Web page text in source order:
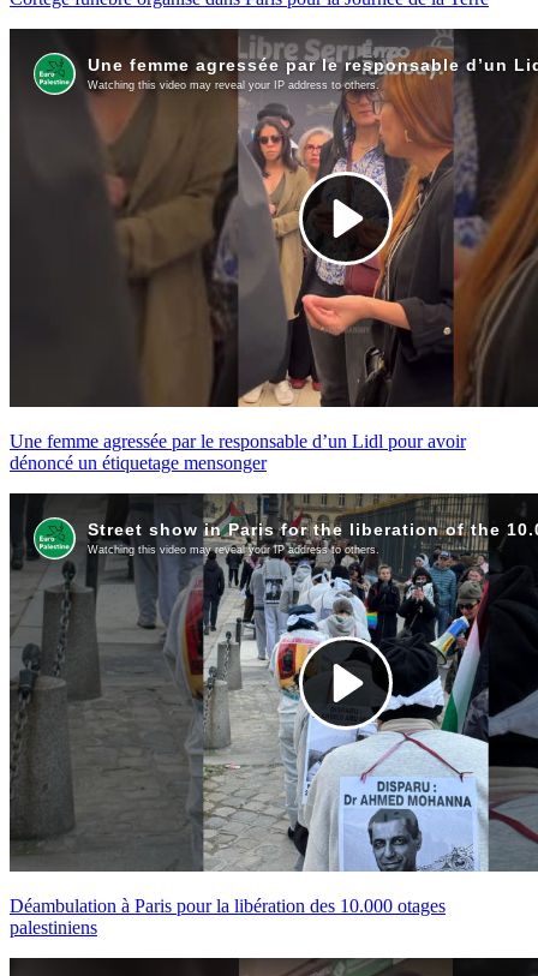
Une femme agressée par le responsable d’un Lidl pour avoir
dénoncé un étiquetage mensonger
Déambulation à Paris pour la libération des 10.000 otages
palestiniens